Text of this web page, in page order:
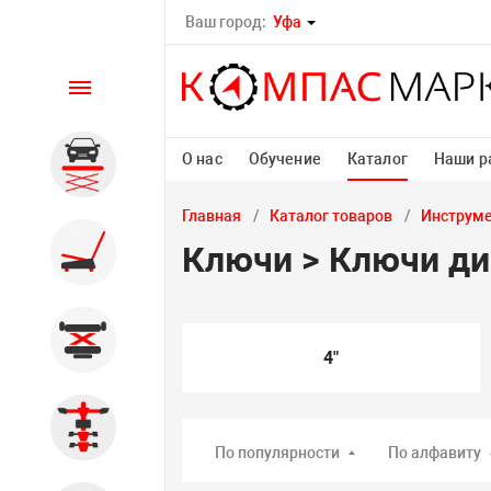
Ваш город: Уфа
О нас Обучение Каталог Наши
Каталог
Автомобильные подъемники
оборудование
Главная Каталог товаров
Ключи > Ключи
4"
По популярности По алфавиту